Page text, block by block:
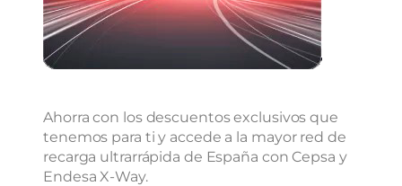
Ahorra con los descuentos exclusivos que
tenemos para ti y accede a la mayor red de
recarga ultrarrápida de España con Cepsa y
Endesa X-Way.